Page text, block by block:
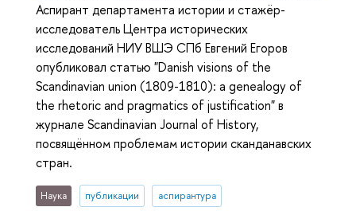
Аспирант департамента истории и стажёр-
исследователь Центра исторических
исследований НИУ ВШЭ СПб Евгений Егоров
опубликовал статью "Danish visions of the
Scandinavian union (1809-1810): a genealogy of
the rhetoric and pragmatics of justification" в
журнале Scandinavian Journal of History,
посвящённом проблемам истории сканданавских
стран.
Наука публикации аспирантура